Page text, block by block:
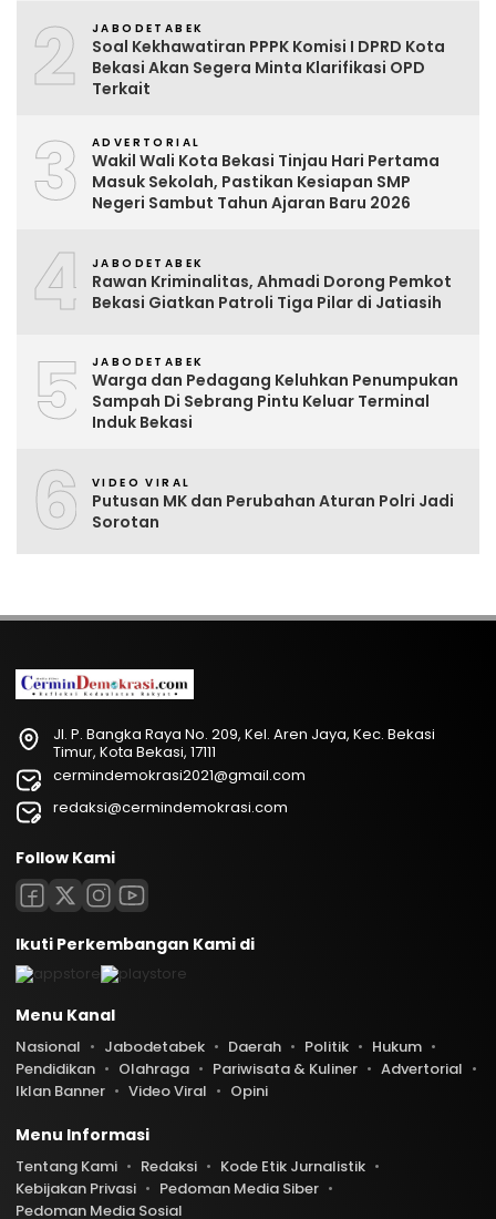
2 JABODETABEK
Soal Kekhawatiran PPPK Komisi I DPRD Kota
Bekasi Akan Segera Minta Klarifikasi OPD
Terkait
3 ADVERTORIAL
Wakil Wali Kota Bekasi Tinjau Hari Pertama
Masuk Sekolah, Pastikan Kesiapan SMP
Negeri Sambut Tahun Ajaran Baru 2026
4 JABODETABEK
Rawan Kriminalitas, Ahmadi Dorong Pemkot
Bekasi Giatkan Patroli Tiga Pilar di Jatiasih
5 JABODETABEK
Warga dan Pedagang Keluhkan Penumpukan
Sampah Di Sebrang Pintu Keluar Terminal
Induk Bekasi
6 VIDEO VIRAL
Putusan MK dan Perubahan Aturan Polri Jadi
Sorotan
Jl. P. Bangka Raya No. 209, Kel. Aren Jaya, Kec. Bekasi
Timur, Kota Bekasi, 17111
cermindemokrasi2021@gmail.com
redaksi@cermindemokrasi.com
Follow Kami
Ikuti Perkembangan Kami di
Menu Kanal
Nasional Jabodetabek Daerah Politik
Hukum
Pendidikan
Olahraga Pariwisata & Kuliner
Advertorial
Iklan Banner
Video Viral Opini
Menu Informasi
Tentang Kami Redaksi
Kode Etik Jurnalistik
Kebijakan Privasi
Pedoman Media Siber
Pedoman Media Sosial